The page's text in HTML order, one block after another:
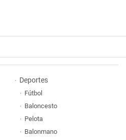
Deportes
Fútbol
Baloncesto
Pelota
Balonmano